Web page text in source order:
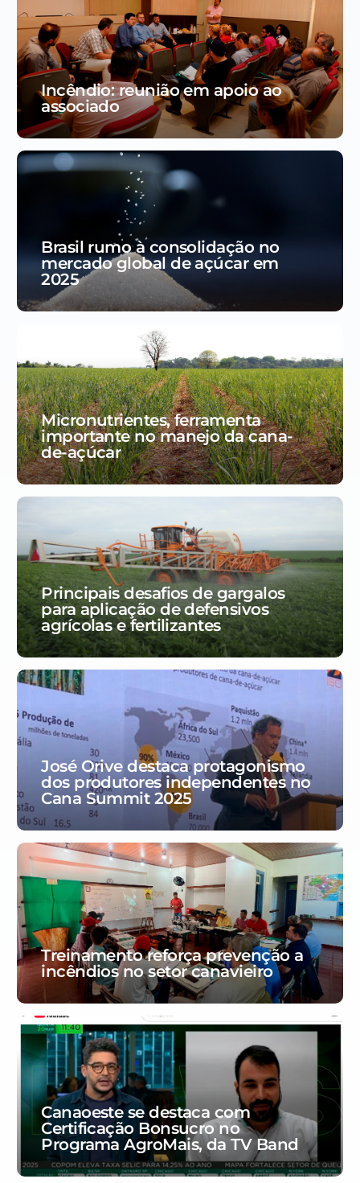
Incêndio: reunião em apoio ao
associado
Brasil rumo à consolidação no
mercado global de açúcar em
2025
Micronutrientes, ferramenta
importante no manejo da cana-
de-açúcar
Principais desafios de gargalos
para aplicação de defensivos
agrícolas e fertilizantes
José Orive destaca protagonismo
dos produtores independentes no
Cana Summit 2025
Treinamento reforça prevenção a
incêndios no setor canavieiro
Canaoeste se destaca com
Certificação Bonsucro no
Programa AgroMais, da TV Band